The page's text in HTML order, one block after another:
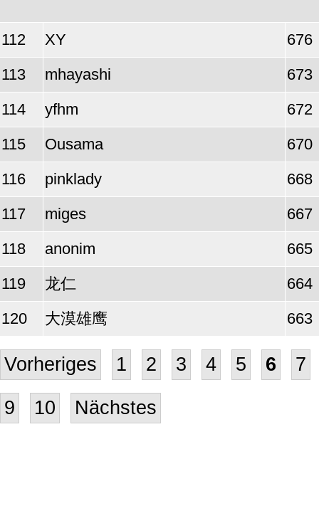
112 XY
676
113
mhayashi
673
114
yfhm
672
115
Ousama
670
116
pinklady
668
117
miges
667
118
anonim
665
119
龙仁
664
120
大漠雄鹰 663
Vorheriges 1 2 3 4 5 6 7
9 10 Nächstes